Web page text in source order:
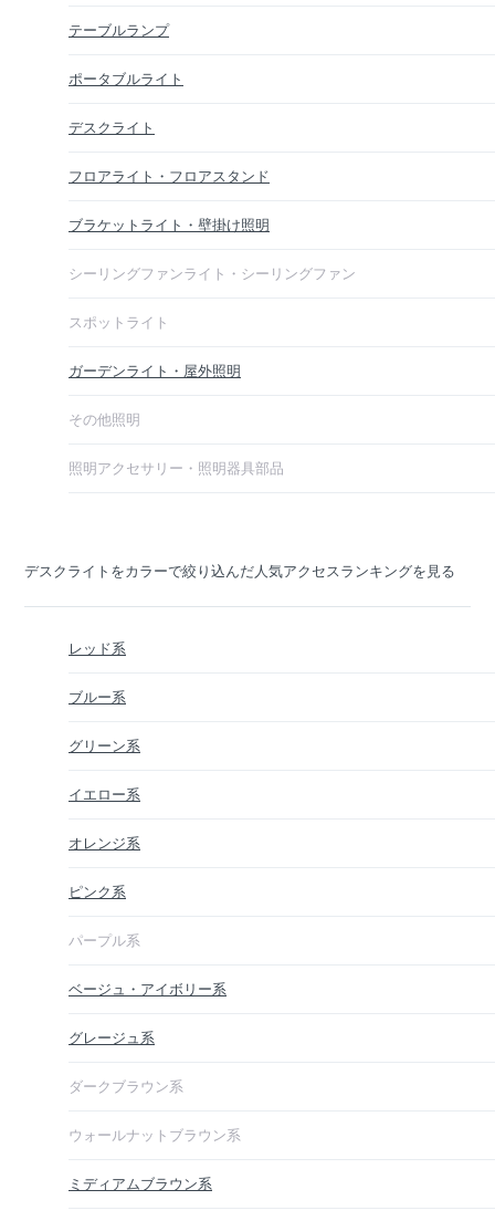
テーブルランプ
ポータブルライト
デスクライト
フロアライト・フロアスタンド
ブラケットライト・壁掛け照明
シーリングファンライト・シーリングファン
スポットライト
ガーデンライト・屋外照明
その他照明
照明アクセサリー・照明器具部品
デスクライトをカラーで絞り込んだ人気アクセスランキングを見る
レッド系
ブルー系
グリーン系
イエロー系
オレンジ系
ピンク系
パープル系
ベージュ・アイボリー系
グレージュ系
ダークブラウン系
ウォールナットブラウン系
ミディアムブラウン系